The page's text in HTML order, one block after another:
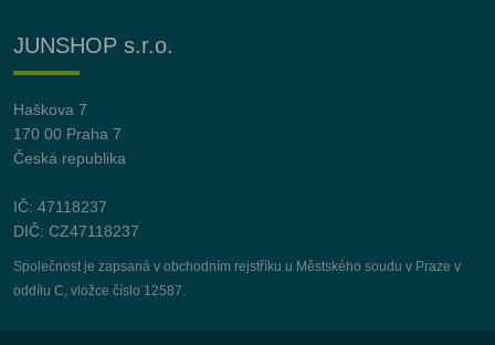
JUNSHOP s.r.o.
Haškova 7
170 00 Praha 7
Česká republika
IČ: 47118237
DIČ: CZ47118237
Společnost je zapsaná v obchodním rejstříku u Městského soudu v Praze v
oddílu C, vložce číslo 12587.